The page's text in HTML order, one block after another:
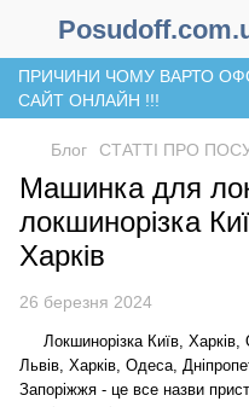
ПРИЧИНИ ЧОМУ ВАРТО
САЙТ ОНЛАЙН !!!
Блог СТАТТІ ПРО
Машинка для
локшинорізка
Харків
26 березня 2024
Локшинорізка Київ,
Львів, Харків, Одеса,
Запоріжжя - це все назви